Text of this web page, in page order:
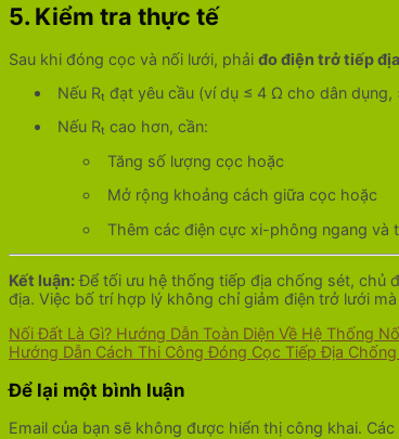
5. Kiểm tra thực tế
Sau khi đóng cọc và nối lưới, phải đo điện trở tiếp địa
Nếu Rₜ đạt yêu cầu (ví dụ ≤ 4 Ω cho dân
Nếu Rₜ cao hơn, cần:
Tăng số lượng cọc hoặc
Mở rộng khoảng cách giữa cọc hoặc
Thêm các điện cực xi-phông ngang và
Kết luận:Để tối ưu hệ thống tiếp địa chống sét, chủ
địa. Việc bố trí hợp lý không chỉ giảm điện trở lưới
Nối Đất Là Gì? Hướng Dẫn Toàn Diện Về Hệ Thống
Hướng Dẫn Cách Thi Công Đóng Cọc Tiếp Địa
Để lại một bình luận
Email của bạn sẽ không được hiển thị công khai.